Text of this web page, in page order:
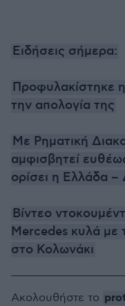
Ειδήσεις σήμερα:
Προφυλακίστηκε
την απολογία της
Με Ρηματική
αμφισβητεί
ορίσει η Ελλάδα –
Βίντεο
Mercedes κυλά με
στο Κολωνάκι
Ακολουθήστε το